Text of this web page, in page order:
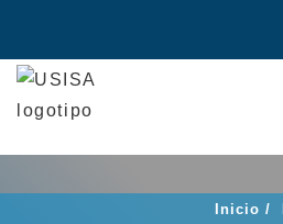
contenido
Inicio /